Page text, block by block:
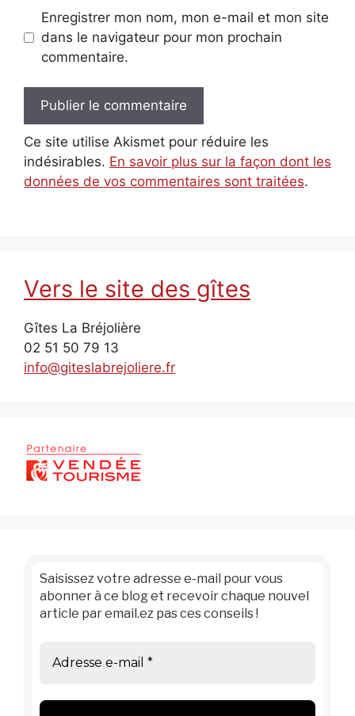
Enregistrer mon nom, mon e-mail et mon site
dans le navigateur pour mon prochain
commentaire.
Ce site utilise Akismet pour réduire les
indésirables. En savoir plus sur la façon dont les
données de vos commentaires sont traitées.
Vers le site des gîtes
Gîtes La Bréjolière
02 51 50 79 13
info@giteslabrejoliere.fr
Saisissez votre adresse e-mail pour vous
abonner à ce blog et recevoir chaque nouvel
article par email.ez pas ces conseils !